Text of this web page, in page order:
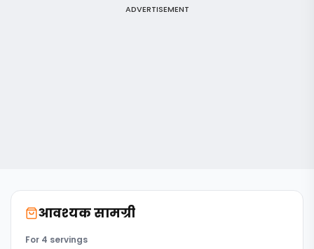
ADVERTISEMENT
आवश्यक सामग्री
For 4 servings